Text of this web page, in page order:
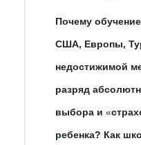
Почему
США, Европы,
недостижимой
разряд
выбора и «
ребенка? Как